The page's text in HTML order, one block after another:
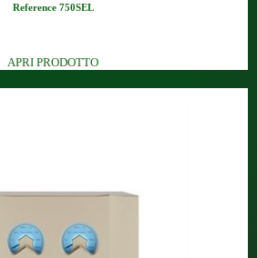
Reference 750SEL
APRI PRODOTTO